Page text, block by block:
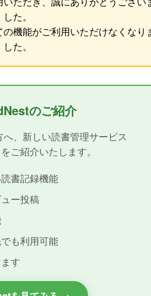
した。
機能がご利用いただけなくなり
した。
のご紹介
、新しい読書管理サービス
ご紹介いたします。
書記録機能
ー投稿
も利用可能
す